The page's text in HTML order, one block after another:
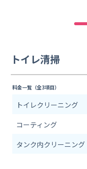
トイレ清掃
料金一覧（全3項目）
トイレクリーニング
コーティング
タンク内クリーニング